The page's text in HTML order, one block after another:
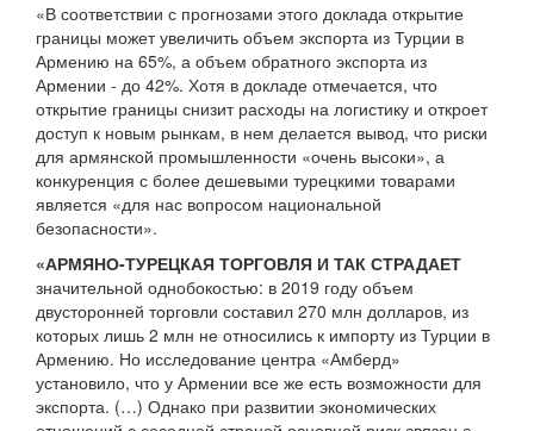
«В соответствии с прогнозами этого доклада открытие
границы может увеличить объем экспорта из Турции в
Армению на 65%, а объем обратного экспорта из
Армении - до 42%. Хотя в докладе отмечается, что
открытие границы снизит расходы на логистику и откроет
доступ к новым рынкам, в нем делается вывод, что риски
для армянской промышленности «очень высоки», а
конкуренция с более дешевыми турецкими товарами
является «для нас вопросом национальной
безопасности».
«АРМЯНО-ТУРЕЦКАЯ ТОРГОВЛЯ И ТАК СТРАДАЕТ
значительной однобокостью: в 2019 году объем
двусторонней торговли составил 270 млн долларов, из
которых лишь 2 млн не относились к импорту из Турции в
Армению. Но исследование центра «Амберд»
установило, что у Армении все же есть возможности для
экспорта. (…) Однако при развитии экономических